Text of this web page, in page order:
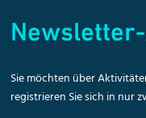
Sie möchten über
registrieren Sie sich in nur